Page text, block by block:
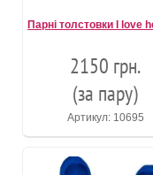
Парні толстовки I love
2150 грн.
(за пару)
Артикул: 10695